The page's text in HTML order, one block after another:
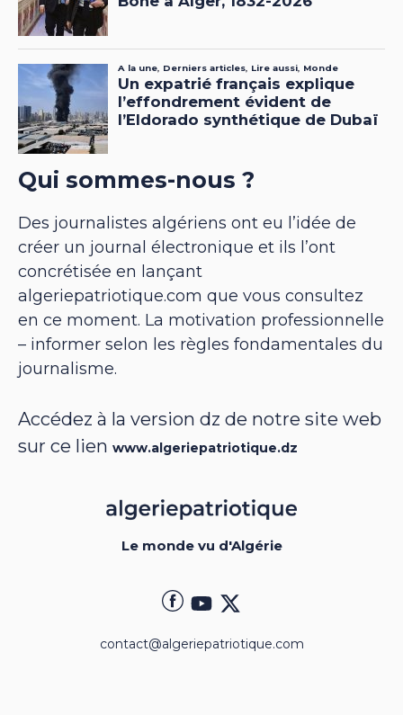
Qui sommes-nous ?
Des journalistes algériens ont eu l’idée de
créer un journal électronique et ils l’ont
concrétisée en lançant
algeriepatriotique.com que vous consultez
en ce moment. La motivation professionnelle
– informer selon les règles fondamentales du
journalisme.
Accédez à la version dz de notre site web
sur ce lien www.algeriepatriotique.dz
Le monde vu d'Algérie
contact@algeriepatriotique.com